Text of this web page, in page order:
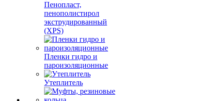
Пенопласт,
пенополистирол
экструдированный
(XPS)
Пленки гидро и
пароизоляционные
Утеплитель